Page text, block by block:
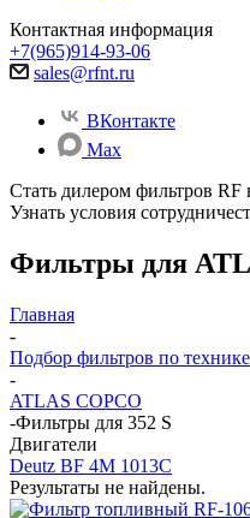
Контактная информация
+7(965)914-93-06
sales@rfnt.ru
ВКонтакте
Max
Стать дилером фильтров RF
Узнать условия
Фильтры для
Главная
-
Подбор фильтров по технике
-
ATLAS COPCO
-Фильтры для 352 S
Двигатели
Deutz BF 4M 1013C
Результаты не найдены.